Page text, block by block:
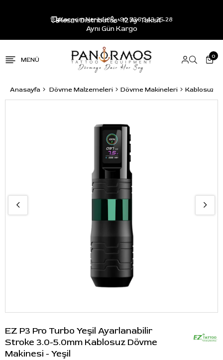
Resmi Distribütör - 12 Ay Taksit -
Aynı Gün Kargo
Kargom Nerede? +90 536 343 25 28
0
Anasayfa Dövme Malzemeleri Dövme Makineleri Kablosuz
EZ P3 Pro Turbo Yeşil Ayarlanabilir
Stroke 3.0-5.0mm Kablosuz Dövme
Makinesi - Yeşil